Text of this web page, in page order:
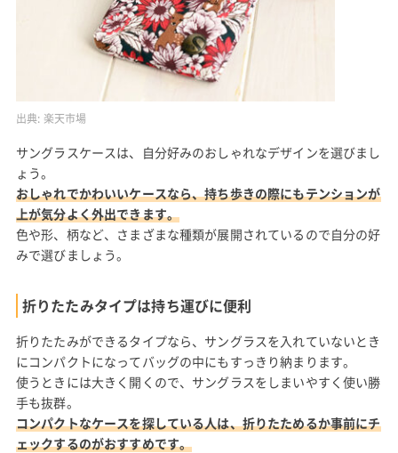
出典: 楽天市場
サングラスケースは、自分好みのおしゃれなデザインを選びまし
ょう。
おしゃれでかわいいケースなら、持ち歩きの際にもテンションが
上が気分よく外出できます。
色や形、柄など、さまざまな種類が展開されているので自分の好
みで選びましょう。
折りたたみタイプは持ち運びに便利
折りたたみができるタイプなら、サングラスを入れていないとき
にコンパクトになってバッグの中にもすっきり納まります。
使うときには大きく開くので、サングラスをしまいやすく使い勝
手も抜群。
コンパクトなケースを探している人は、折りたためるか事前にチ
ェックするのがおすすめです。